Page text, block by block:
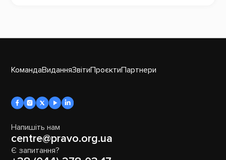
КомандаВиданняЗвітиПроєктиПартнери
Напишіть нам
centre@pravo.org.ua
Є запитання?